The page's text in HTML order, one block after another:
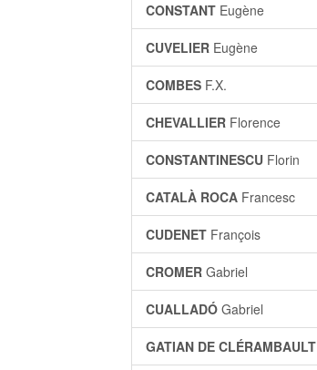
CONSTANT Eugène
CUVELIER Eugène
COMBES F.X.
CHEVALLIER Florence
CONSTANTINESCU Florin
CATALÀ ROCA Francesc
CUDENET François
CROMER Gabriel
CUALLADÓ Gabriel
GATIAN DE CLÉRAMBAULT